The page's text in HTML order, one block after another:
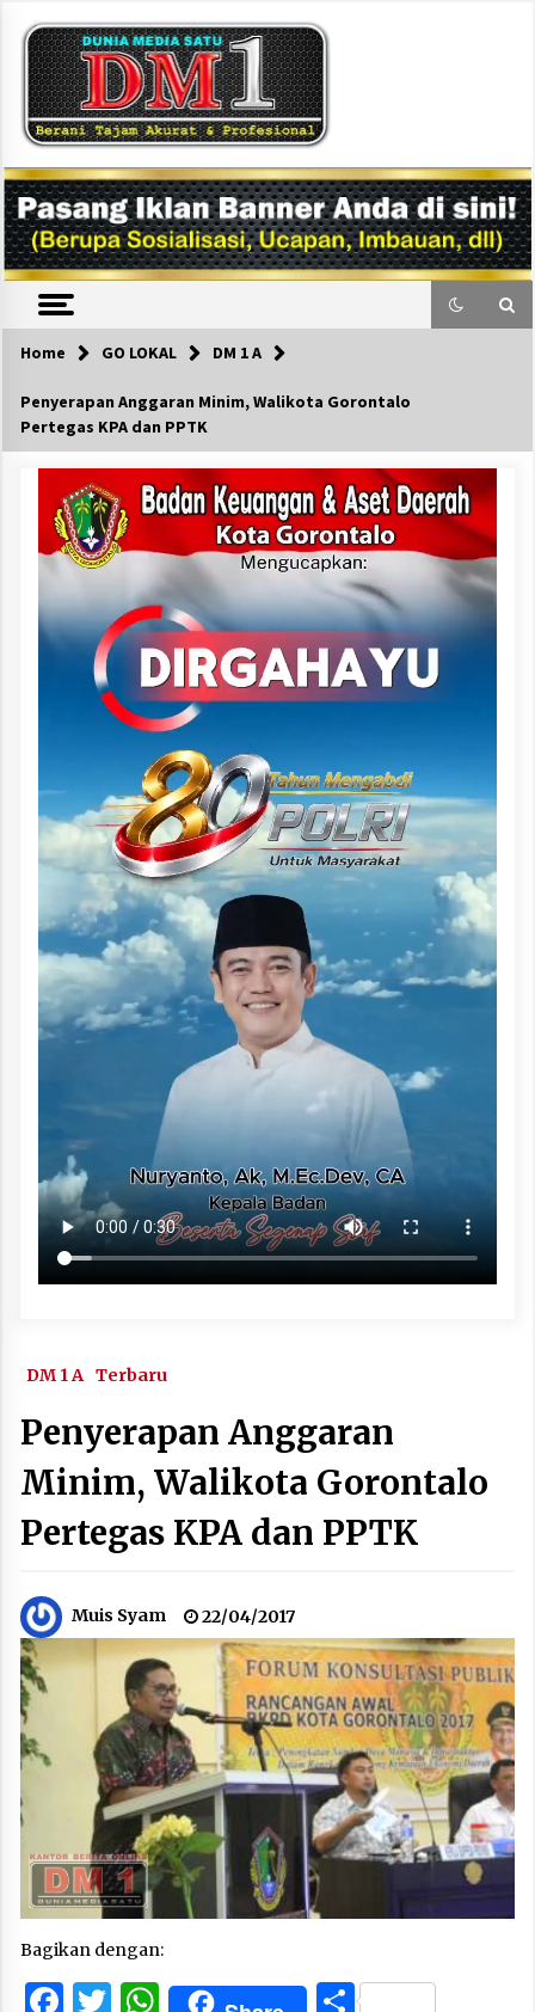
content
DM1
Home GO LOKAL DM 1 A
Penyerapan Anggaran Minim, Walikota Gorontalo
Pertegas KPA dan PPTK
DM 1 A Terbaru
Penyerapan Anggaran
Minim, Walikota Gorontalo
Pertegas KPA dan PPTK
Muis Syam 22/04/2017
Bagikan dengan:
Facebook
Twitter
WhatsApp Share